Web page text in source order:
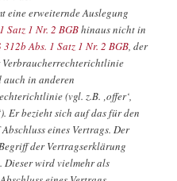
eine erweiternde Auslegung
Satz 1 Nr. 2 BGBhinaus nicht in
312b Abs. 1 Satz 1 Nr. 2 BGB, der
Verbraucherrechterichtlinie
auch in anderen
(vgl. z.B. ‚offer‘,
Er bezieht sich auf das für den
eines Vertrags. Der
der Vertragserklärung
Dieser wird vielmehr als